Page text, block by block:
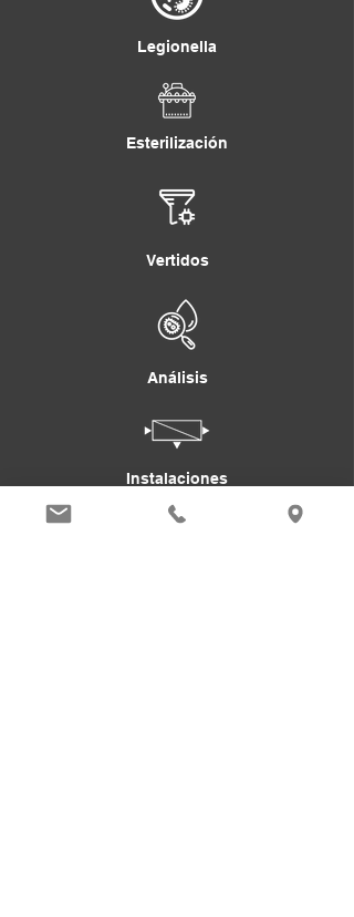
Legionella
Esterilización
Vertidos
Análisis
Instalaciones